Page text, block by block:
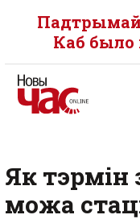
Каб было
Як тэрмін
можа